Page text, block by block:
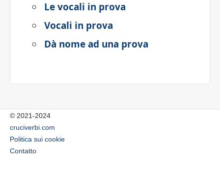
Le vocali in prova
Vocali in prova
Dà nome ad una prova
© 2021-2024
cruciverbi.com
Politica sui cookie
Contatto